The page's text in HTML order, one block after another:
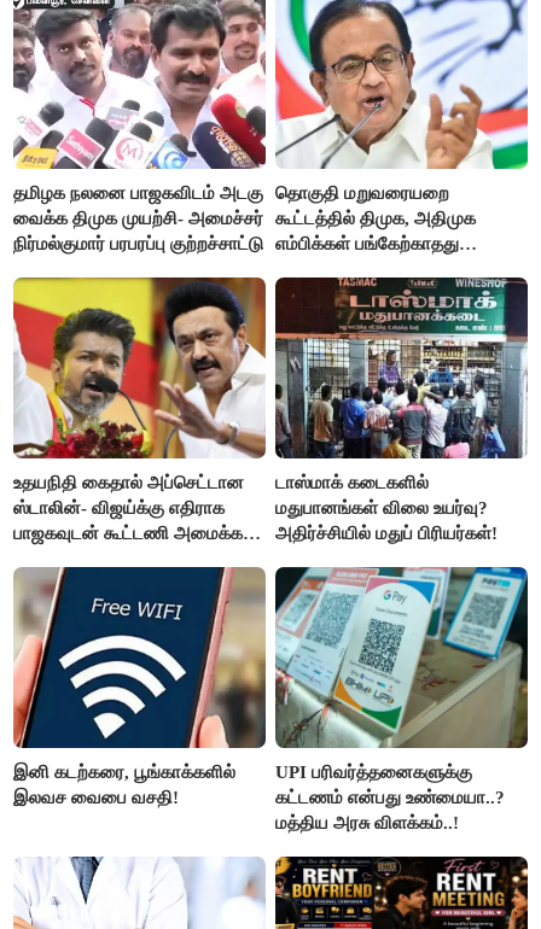
தமிழக நலனை பாஜகவிடம் அடகு
வைக்க திமுக முயற்சி- அமைச்சர்
நிர்மல்குமார் பரபரப்பு குற்றச்சாட்டு
தொகுதி மறுவரையறை
கூட்டத்தில் திமுக, அதிமுக
எம்பிக்கள் பங்கேற்காதது
உதயநிதி கைதால் அப்செட்டான
ஸ்டாலின்- விஜய்க்கு எதிராக
பாஜகவுடன் கூட்டணி அமைக்க
டாஸ்மாக் கடைகளில்
மதுபானங்கள் விலை உயர்வு?
அதிர்ச்சியில் மதுப் பிரியர்கள்!
இனி கடற்கரை, பூங்காக்களில்
இலவச வைபை வசதி!
UPI பரிவர்த்தனைகளுக்கு
கட்டணம் என்பது உண்மையா..?
மத்திய அரசு விளக்கம்..!